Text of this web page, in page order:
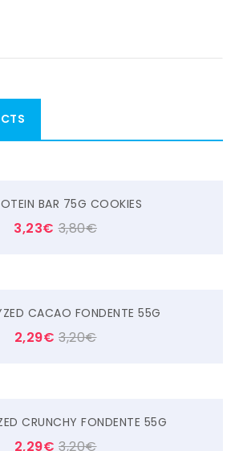
BAR 75G COOKIES
3,23€ 3,80€
CACAO FONDENTE 55G
2,29€ 3,20€
CRUNCHY FONDENTE 55G
2,29€ 3,20€